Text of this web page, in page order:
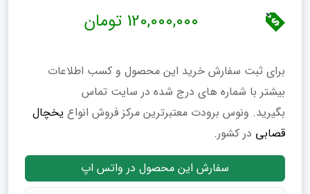
120,000,000 تومان
برای ثبت سفارش خرید این محصول و کسب اطلاعات
بیشتر با شماره های درج شده در سایت تماس
بگیرید. ونوس برودت معتبرترین مرکز فروش انواع یخچال
قصابی در کشور.
سفارش این محصول در واتس اپ